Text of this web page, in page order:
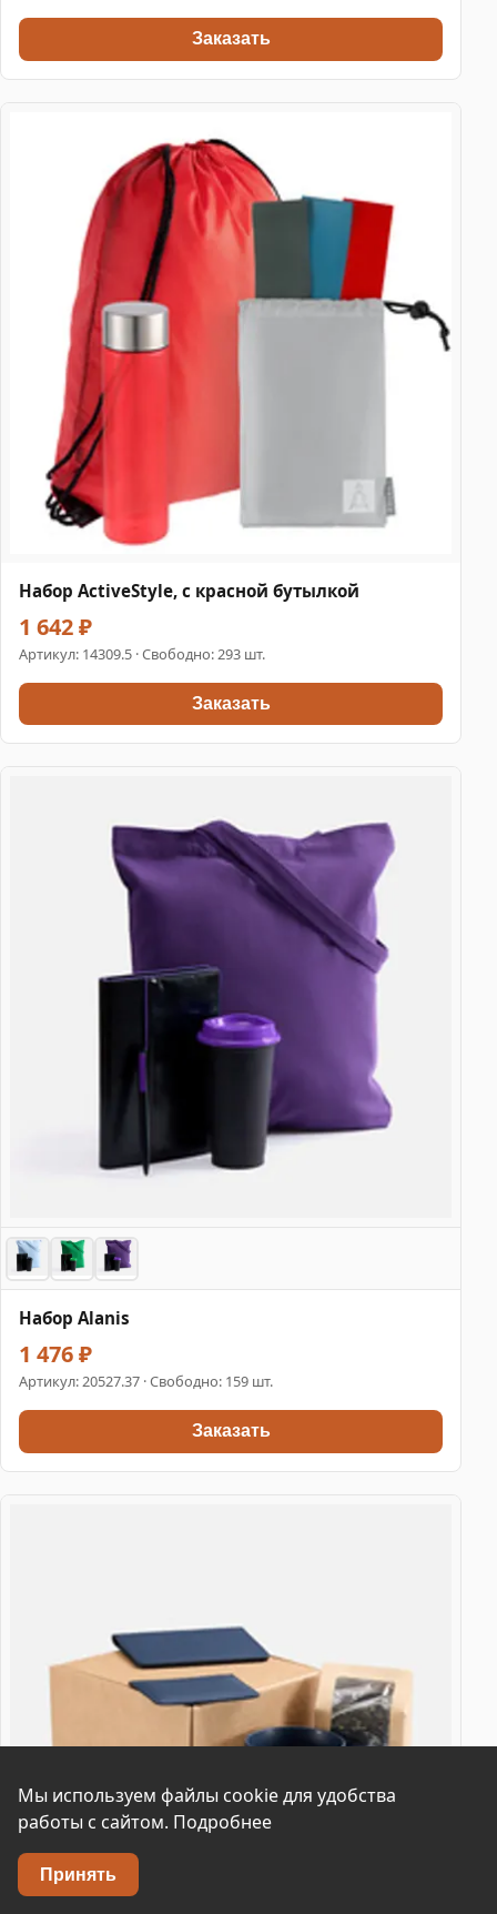
Заказать
Набор ActiveStyle, с красной бутылкой
1 642 ₽
Артикул: 14309.5 · Свободно: 293 шт.
Заказать
Набор Alanis
1 476 ₽
Артикул:20527.37 · Свободно: 159 шт.
Заказать
Мы используем файлы cookie для удобства
работы с сайтом. Подробнее
Принять